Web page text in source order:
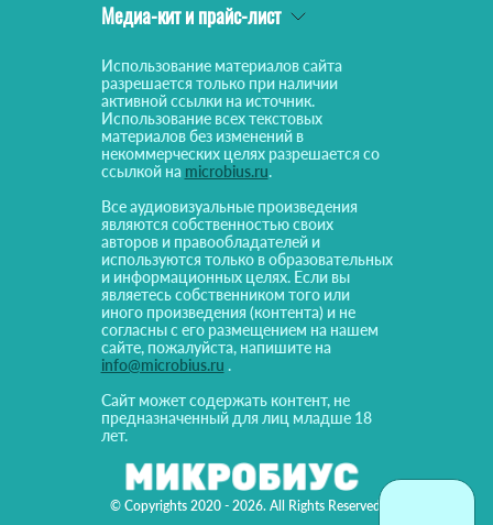
© Copyrights 2020 - 2026. All Rights Reserved!
Медиа-кит и прайс-лист
Использование материалов сайта
разрешается только при наличии
активной ссылки на источник.
Использование всех текстовых
материалов без изменений в
некоммерческих целях разрешается со
ссылкой на microbius.ru.
Все аудиовизуальные произведения
являются собственностью своих
авторов и правообладателей и
используются только в образовательных
и информационных целях. Если вы
являетесь собственником того или
иного произведения (контента) и не
согласны с его размещением на нашем
сайте, пожалуйста, напишите на
info@microbius.ru .
Сайт может содержать контент, не
предназначенный для лиц младше 18
лет.